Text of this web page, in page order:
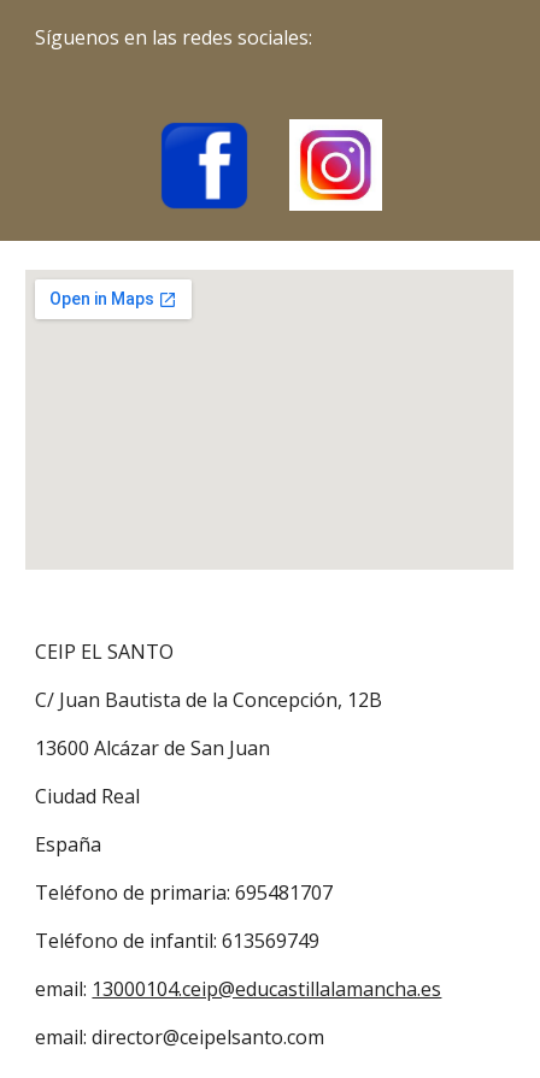
Síguenos en las redes sociales:
CEIP EL SANTO
C/ Juan Bautista de la Concepción, 12B
13600 Alcázar de San Juan
Ciudad Real
España
Teléfono de primaria:695481707
Teléfono de infantil:613569749
email: 13000104.ceip@educastillalamancha.es
email: director@ceipelsanto.com